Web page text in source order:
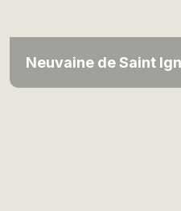
Neuvaine de Saint